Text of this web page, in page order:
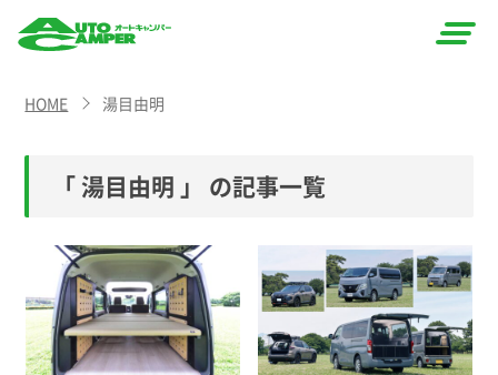
CAMPER
（オート
キャン
パー）
HOME 湯目由明
「 湯目由明 」 の記事一覧